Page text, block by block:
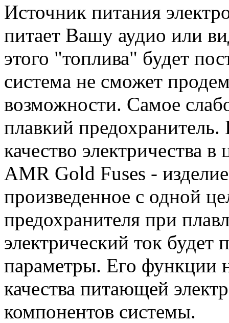
Источник питания
питает Вашу аудио или
этого "топлива" будет
система не сможет
возможности. Самое
плавкий
качество электричества
AMR Gold Fuses -
произведенное с одной
предохранителя при
электрический ток будет
параметры. Его функции
качества питающей
компонентов системы.